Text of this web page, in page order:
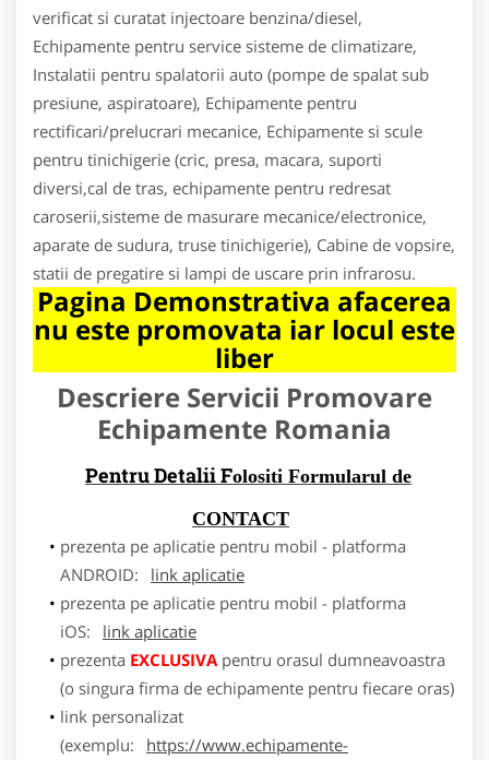
verificat si curatat injectoare benzina/diesel,
Echipamente pentru service sisteme de climatizare,
Instalatii pentru spalatorii auto (pompe de spalat sub
presiune, aspiratoare), Echipamente pentru
rectificari/prelucrari mecanice, Echipamente si scule
pentru tinichigerie (cric, presa, macara, suporti
diversi,cal de tras, echipamente pentru redresat
caroserii,sisteme de masurare mecanice/electronice,
aparate de sudura, truse tinichigerie), Cabine de vopsire,
statii de pregatire si lampi de uscare prin infrarosu.
Pagina Demonstrativa afacerea
nu este promovata iar locul este
liber
Descriere Servicii Promovare
Echipamente Romania
Pentru Detalii Folositi Formularul de
CONTACT
prezenta pe aplicatie pentru mobil - platforma
ANDROID:
link aplicatie
prezenta pe aplicatie pentru mobil - platforma
iOS:
link aplicatie
prezenta EXCLUSIVApentru orasul dumneavoastra
(o singura firma de echipamente pentru fiecare oras)
link personalizat
(exemplu:
https://www.echipamente-